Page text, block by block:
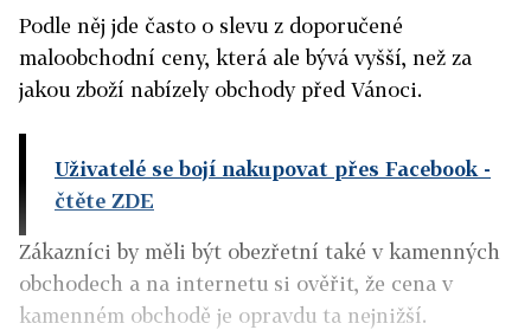
Podle něj jde často o slevu z doporučené
maloobchodní ceny, která ale bývá vyšší, než za
jakou zboží nabízely obchody před Vánoci.
Uživatelé se bojí nakupovat přes Facebook -
čtěte ZDE
Zákazníci by měli být obezřetní také v kamenných
obchodech a na internetu si ověřit, že cena v
kamenném obchodě je opravdu ta nejnižší.